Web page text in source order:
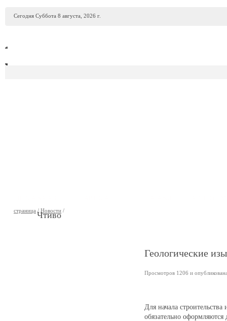
Сегодня Суббота 8 августа, 2026 г.
страница / Новости /
Чтиво
Геологические
Просмотров 1206 и
Для начала
обязательно